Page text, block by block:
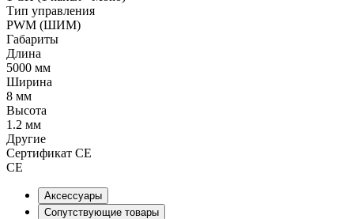
Тип управления
PWM (ШИМ)
Габариты
Длина
5000 мм
Ширина
8 мм
Высота
1.2 мм
Другие
Сертификат CE
CE
Аксессуары
Сопутствующие товары